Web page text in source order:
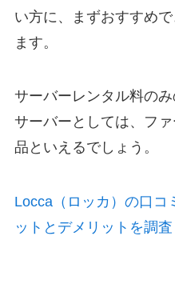
い方に、まずおすすめ
ます。
サーバーレンタル料の
サーバーとしては、フ
品といえるでしょう。
Locca（ロッカ）の口コ
ットとデメリットを調査